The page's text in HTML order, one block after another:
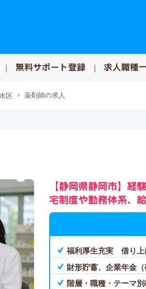
無料サポート登録 求人職種
区 薬剤師の求人
【静岡県静岡市】経
宅制度や勤務体系、
福利厚生充実 借り上
財形貯蓄、企業年金
階層・職種・テーマ